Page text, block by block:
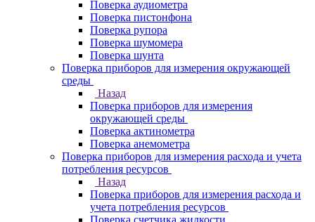
Поверка аудиометра
Поверка пистонфона
Поверка рупора
Поверка шумомера
Поверка шунта
Поверка приборов для измерения окружающей
среды
Назад
Поверка приборов для измерения
окружающей среды
Поверка актинометра
Поверка анемометра
Поверка приборов для измерения расхода и учета
потребления ресурсов
Назад
Поверка приборов для измерения расхода и
учета потребления ресурсов
Поверка счетчика жидкости